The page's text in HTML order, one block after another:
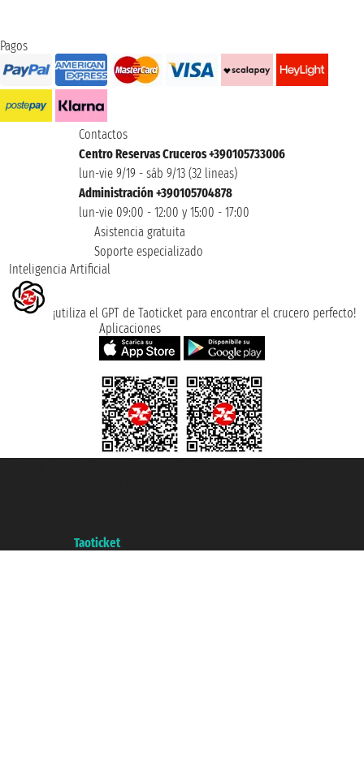
Pagos
Contactos
Centro Reservas Cruceros +390105733006
lun-vie 9/19 - sáb 9/13 (32 lineas)
Administración +390105704878
lun-vie 09:00 - 12:00 y 15:00 - 17:00
Asistencia gratuita
Soporte especializado
Inteligencia Artificial
¡utiliza el GPT de Taoticket para encontrar el crucero perfecto!
Aplicaciones
Taoticket